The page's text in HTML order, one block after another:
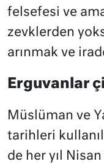
felsefesi ve
zevklerden
arınmak ve
Erguvanlar
Müslüman ve
tarihleri
de her yıl